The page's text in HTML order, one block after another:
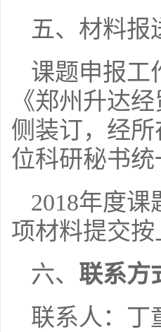
五、材料报
课题申报工
《郑州升达
侧装订，经
位科研秘书
2018年度
项材料提交
六、 联系方
联系人：丁